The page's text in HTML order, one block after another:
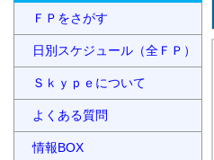
ＦＰをさがす
日別スケジュール（全ＦＰ）
Ｓｋｙｐｅについて
よくある質問
情報BOX